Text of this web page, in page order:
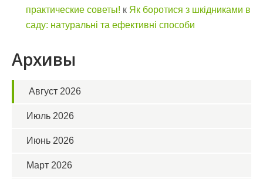
практические советы! к Як боротися з шкідниками в
саду: натуральні та ефективні способи
Архивы
Август 2026
Июль 2026
Июнь 2026
Март 2026